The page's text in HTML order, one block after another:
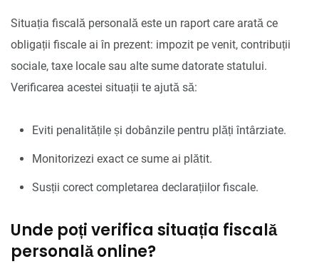
Situația fiscală personală este un raport care arată ce
obligații fiscale ai în prezent: impozit pe venit, contribuții
sociale, taxe locale sau alte sume datorate statului.
Verificarea acestei situații te ajută să:
Eviti penalitățile și dobânzile pentru plăți întârziate.
Monitorizezi exact ce sume ai plătit.
Susții corect completarea declarațiilor fiscale.
Unde poți verifica situația fiscală
personală online?